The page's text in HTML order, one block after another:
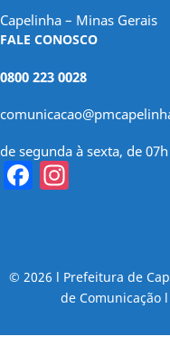
Capelinha – Minas Gerais
FALE CONOSCO
0800 223 0028
de segunda à sexta, de
Facebook
© 2026 l Prefeitura de
de Comunicação